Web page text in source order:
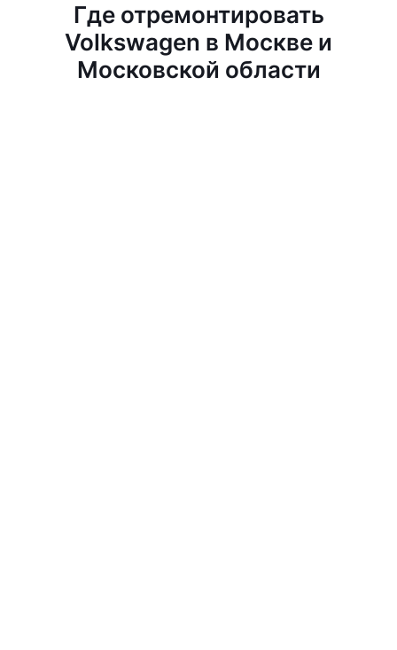
Где отремонтировать
Volkswagen в Москве и
Московской области